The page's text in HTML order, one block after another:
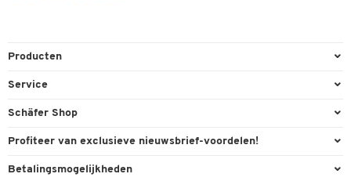
Producten
Kantoorbenodigdheden
Milieutechniek
Service
Bestelling herroepen
Schäfer Shop
Algemene voorwaarden
Profiteer van exclusieve nieuwsbrief-voordelen!
Welkomstgeschenk
Betalingsmogelijkheden